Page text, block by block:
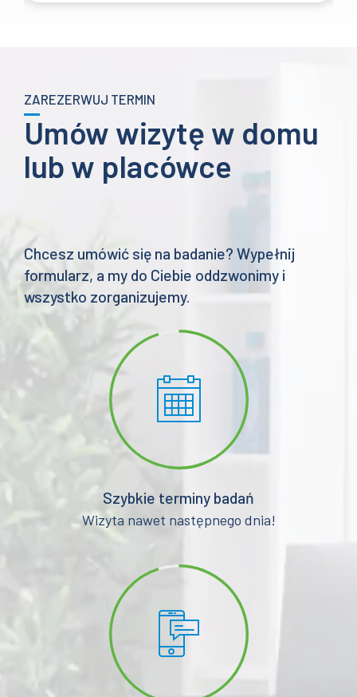
ZAREZERWUJ TERMIN
Umów wizytę w domu
lub w placówce
Chcesz umówić się na badanie? Wypełnij
formularz, a my do Ciebie oddzwonimy i
wszystko zorganizujemy.
Szybkie terminy badań
Wizyta nawet następnego dnia!